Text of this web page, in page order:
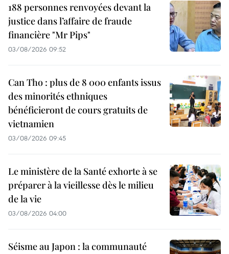
188 personnes renvoyées devant la
justice dans l’affaire de fraude
financière "Mr Pips"
03/08/2026 09:52
Can Tho : plus de 8 000 enfants issus
des minorités ethniques
bénéficieront de cours gratuits de
vietnamien
03/08/2026 09:45
Le ministère de la Santé exhorte à se
préparer à la vieillesse dès le milieu
de la vie
03/08/2026 04:00
Séisme au Japon : la communauté